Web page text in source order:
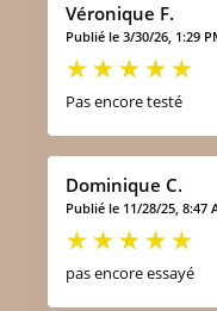
Véronique F.
Publié le 3/30/26, 1:29
Pas encore testé
Dominique C.
Publié le 11/28/25, 8:47
pas encore essayé